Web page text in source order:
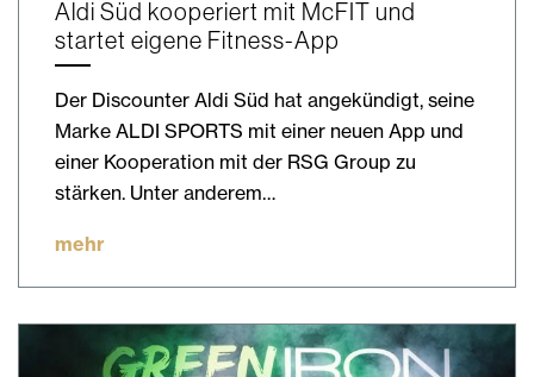
Aldi Süd kooperiert mit McFIT und
startet eigene Fitness-App
Der Discounter Aldi Süd hat angekündigt, seine
Marke ALDI SPORTS mit einer neuen App und
einer Kooperation mit der RSG Group zu
stärken. Unter anderem…
mehr